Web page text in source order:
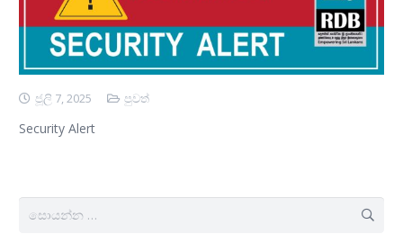
ජූලි 7, 2025 පුවත්
Security Alert
සොයන්න: